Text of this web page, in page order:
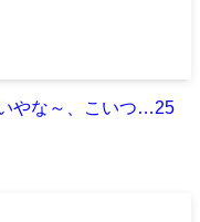
やな～、こいつ…25